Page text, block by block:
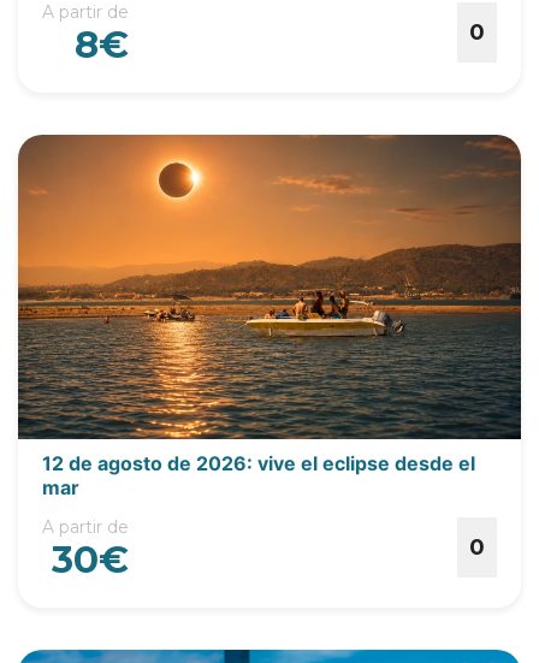
A partir de
8€ 0
12 de agosto de 2026: vive el eclipse desde el
mar
A partir de
30€ 0